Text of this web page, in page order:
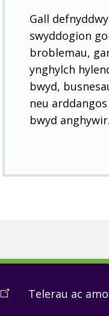
d
)
Gall
swyddogion
broblemau,
ynghylch
bwyd,
neu
bwyd anghywir.
(OpenTelerau ac